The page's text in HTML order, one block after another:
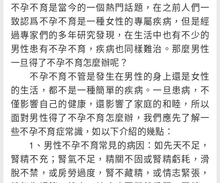
綜合
疾病
不孕不育是當今的一個熱門話題，在之前人們一
致認爲不孕不育是一種女性的專屬疾病，但是經
過專家們的多年研究發現，在生活中也有不少的
男性患有不孕不育，疾病也同樣難治。那麼男性
一旦得了不孕不育怎麼辦呢？
不孕不育不管是發生在男性的身上還是女性
的生活，都不是一種簡單的疾病。一旦患病，不
僅影響自己的健康，還影響了家庭的和睦，所以
面對男性得了不孕不育怎麼辦，我們應先了解一
些不孕不育症常識，如以下介紹的幾點：
1、男性不孕不育常見的病因：如先天不足，
腎精不充；腎氣不足，精關不固或腎精虧耗，滑
脫不禁，或房勞過度，腎不藏精，或情志緊張，